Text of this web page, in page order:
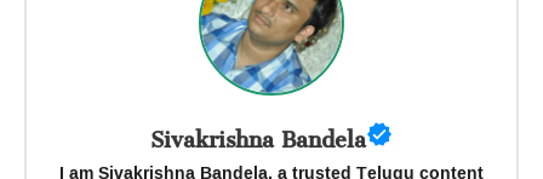
Sivakrishna Bandela
I am Sivakrishna Bandela, a trusted Telugu content